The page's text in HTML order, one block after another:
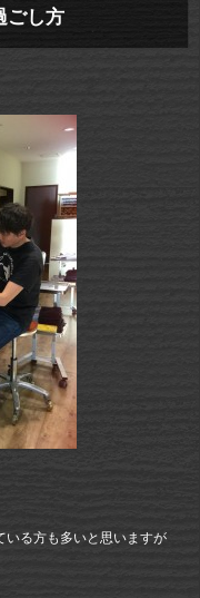
ごし方
いる方も多いと思いますが